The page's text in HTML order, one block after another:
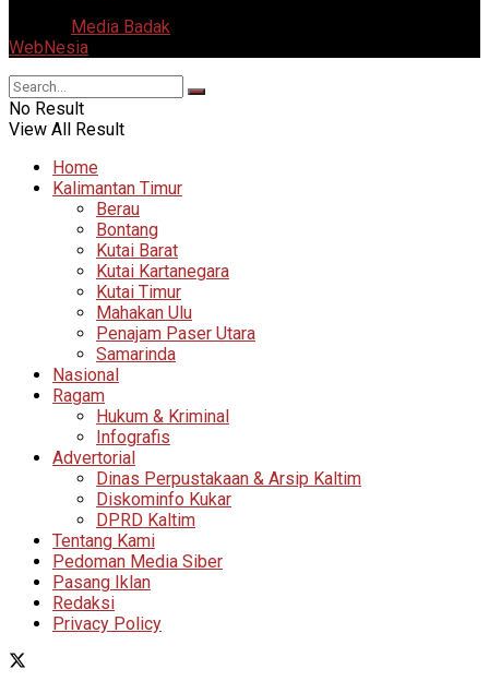
Media Badak
WebNesia
No Result
View All Result
Home
Kalimantan Timur
Berau
Bontang
Kutai Barat
Kutai Kartanegara
Kutai Timur
Mahakan Ulu
Penajam Paser Utara
Samarinda
Nasional
Ragam
Hukum & Kriminal
Infografis
Advertorial
Dinas Perpustakaan & Arsip Kaltim
Diskominfo Kukar
DPRD Kaltim
Tentang Kami
Pedoman Media Siber
Pasang Iklan
Redaksi
Privacy Policy